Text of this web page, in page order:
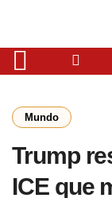
Mundo
Trump
ICE que